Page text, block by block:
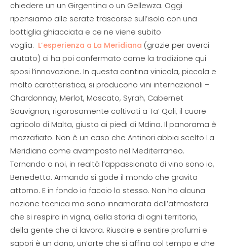
chiedere un un Girgentina o un Gellewza. Oggi
ripensiamo alle serate trascorse sull’isola con una
bottiglia ghiacciata e ce ne viene subito
voglia. L’esperienza a La Meridiana (grazie per averci
aiutato) ci ha poi confermato come la tradizione qui
sposi l’innovazione. In questa cantina vinicola, piccola e
molto caratteristica, si producono vini internazionali –
Chardonnay, Merlot, Moscato, Syrah, Cabernet
Sauvignon, rigorosamente coltivati a Ta’ Qali, il cuore
agricolo di Malta, giusto ai piedi di Mdina. Il panorama è
mozzafiato. Non è un caso che Antinori abbia scelto La
Meridiana come avamposto nel Mediterraneo.
Tornando a noi, in realtà l’appassionata di vino sono io,
Benedetta. Armando si gode il mondo che gravita
attorno. E in fondo io faccio lo stesso. Non ho alcuna
nozione tecnica ma sono innamorata dell’atmosfera
che si respira in vigna, della storia di ogni territorio,
della gente che ci lavora. Riuscire e sentire profumi e
sapori è un dono, un’arte che si affina col tempo e che